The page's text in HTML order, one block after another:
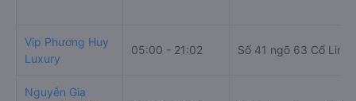
Vip Phương Huy
Luxury
05:00 - 21:02 Số 41 ngõ 63 Cổ Linh
Nguyễn Gia